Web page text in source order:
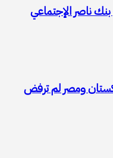
ناصر الإجتماعي
ومصر لم ترفض